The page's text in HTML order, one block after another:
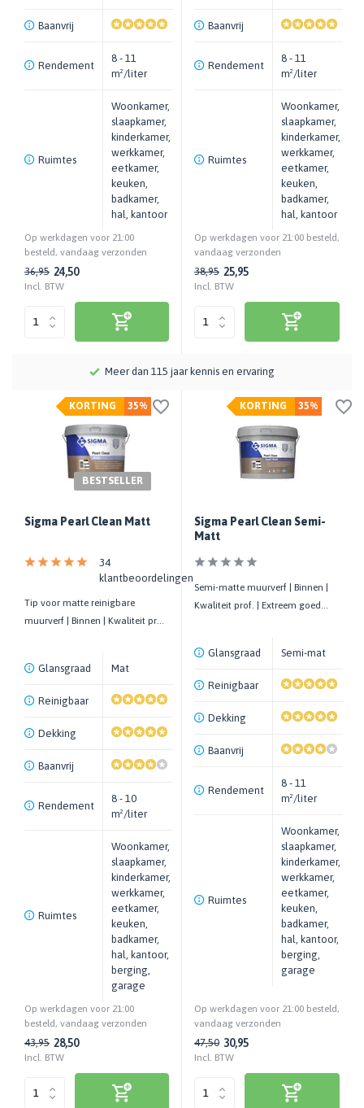
Baanvrij
Rendement
8 - 11
m²/liter
Ruimtes
Woonkamer,
slaapkamer,
kinderkamer,
werkkamer,
eetkamer,
keuken,
badkamer,
hal, kantoor
Op werkdagen voor 21:00
besteld, vandaag verzonden
36,95 24,50
Incl. BTW
Baanvrij
Rendement
8 - 11
m²/liter
Ruimtes
Woonkamer,
slaapkamer,
kinderkamer,
werkkamer,
eetkamer,
keuken,
badkamer,
hal, kantoor
Op werkdagen voor 21:00 besteld,
vandaag verzonden
38,95 25,95
Incl. BTW
Meer dan 115 jaar kennis en ervaring
BESTSELLER
35%
KORTING
Sigma Pearl Clean Matt
34
klantbeoordelingen
Tip voor matte reinigbare
muurverf | Binnen | Kwaliteit prof.
Glansgraad Mat
Reinigbaar
Dekking
Baanvrij
Rendement
8 - 10
m²/liter
Ruimtes
Woonkamer,
slaapkamer,
kinderkamer,
werkkamer,
eetkamer,
keuken,
badkamer,
hal, kantoor,
berging,
garage
Op werkdagen voor 21:00
besteld, vandaag verzonden
43,95 28,50
Incl. BTW
35%
KORTING
Sigma Pearl Clean Semi-
Matt
Semi-matte muurverf | Binnen |
Kwaliteit prof. | Extreem goed
Glansgraad Semi-mat
Reinigbaar
Dekking
Baanvrij
Rendement
8 - 11
m²/liter
Ruimtes
Woonkamer,
slaapkamer,
kinderkamer,
werkkamer,
eetkamer,
keuken,
badkamer,
hal, kantoor,
berging,
garage
Op werkdagen voor 21:00 besteld,
vandaag verzonden
47,50 30,95
Incl. BTW